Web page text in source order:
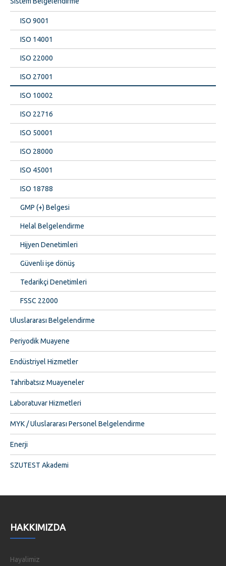
ISO 9001
ISO 14001
ISO 22000
ISO 27001
ISO 10002
ISO 22716
ISO 50001
ISO 28000
ISO 45001
ISO 18788
GMP (+) Belgesi
Helal Belgelendirme
Hijyen Denetimleri
Güvenli işe dönüş
Tedarikçi Denetimleri
FSSC 22000
Uluslararası Belgelendirme
Periyodik Muayene
Endüstriyel Hizmetler
Tahribatsız Muayeneler
Laboratuvar Hizmetleri
MYK / Uluslararası Personel Belgelendirme
Enerji
SZUTEST Akademi
HAKKIMIZDA
Hayalimiz